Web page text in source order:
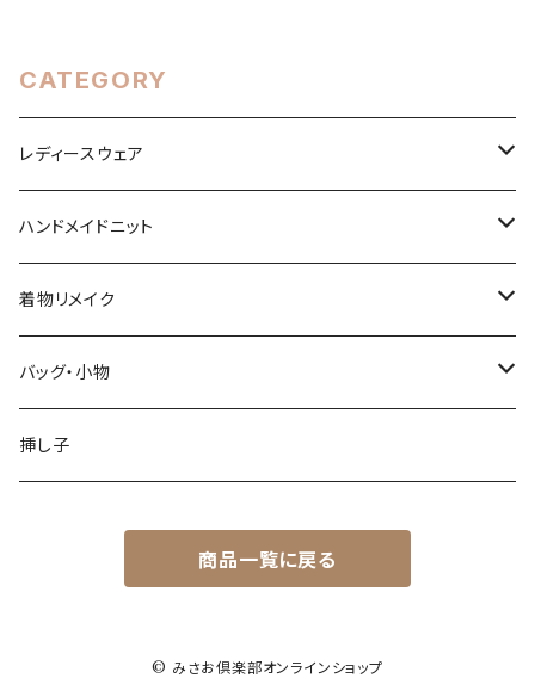
CATEGORY
レディースウェア
トップス
ワンピース
スカート
パンツ
ハンドメイドニット
春・夏シーズン
秋・冬シーズン
着物リメイク
トップス
スカート
バッグ・小物
バッグ
挿し子
商品一覧に戻る
© みさお倶楽部オンラインショップ